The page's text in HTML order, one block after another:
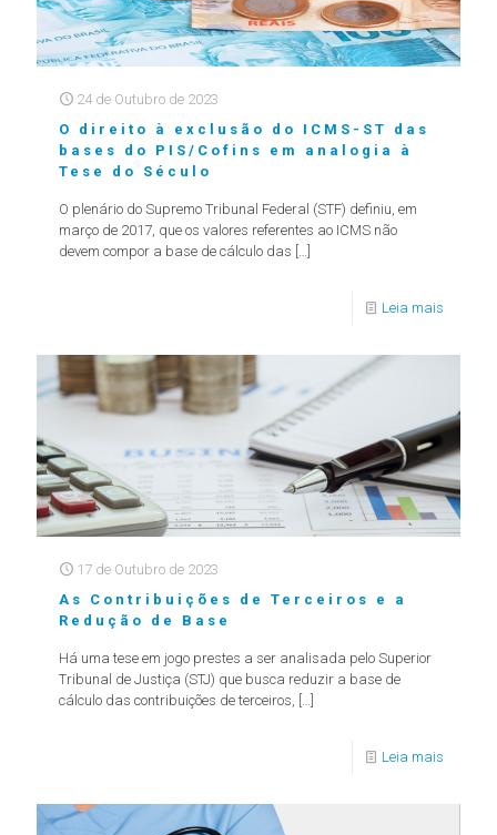
24 de Outubro de 2023
O direito à exclusão do ICMS-ST das
bases do PIS/Cofins em analogia à
Tese do Século
O plenário do Supremo Tribunal Federal (STF) definiu, em
março de 2017, que os valores referentes ao ICMS não
devem compor a base de cálculo das […]
Leia mais
17 de Outubro de 2023
As Contribuições de Terceiros e a
Redução de Base
Há uma tese em jogo prestes a ser analisada pelo Superior
Tribunal de Justiça (STJ) que busca reduzir a base de
cálculo das contribuições de terceiros,
Leia mais